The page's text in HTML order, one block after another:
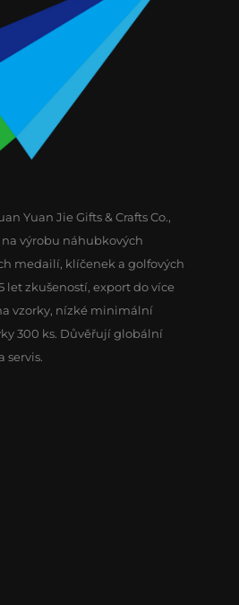
Yuan Jie Gifts & Crafts Co.,
výrobu náhubkových
medailí, klíčenek a golfových
let zkušeností, export do více
vzorky, nízké minimální
300 ks. Důvěřují globální
servis.